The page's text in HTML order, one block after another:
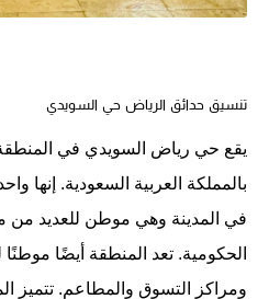
تنسيق حدائق الرياض حي السويدي
يقع حي رياض السويدي في
بالمملكة العربية السعودية. إنها
في المدينة وهي موطن للعديد من
الحكومية. تعد المنطقة أيضًا موطنًا
ومراكز التسوق والمطاعم. تتميز